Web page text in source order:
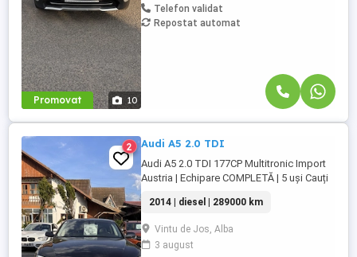
Promovat 10
Telefon validat
Repostat automat
2 Audi A5 2.0 TDI
Audi A5 2.0 TDI 177CP Multitronic Import
Austria | Echipare COMPLETĂ | 5 uși Cauți
Îți prezentăm Audi A5, motorizare diesel
de 2.0 litri (177CP), cutie automată
Multitronic, cu un consum mixt de doar 4.8
l 100km! Mașina este import Austria, într-o
2014 | diesel | 289000 km
Vintu de Jos, Alba
3 august